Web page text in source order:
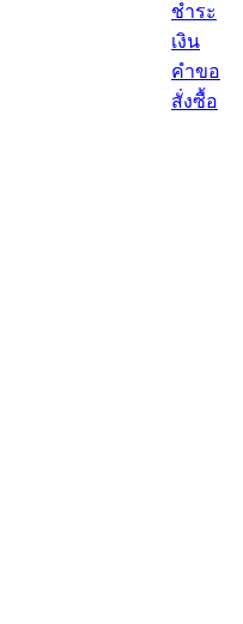
ชำระ
เงิน
คำขอ
สั่งซื้อ